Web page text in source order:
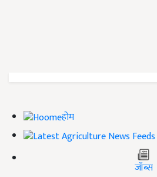
होम
जॉब्स